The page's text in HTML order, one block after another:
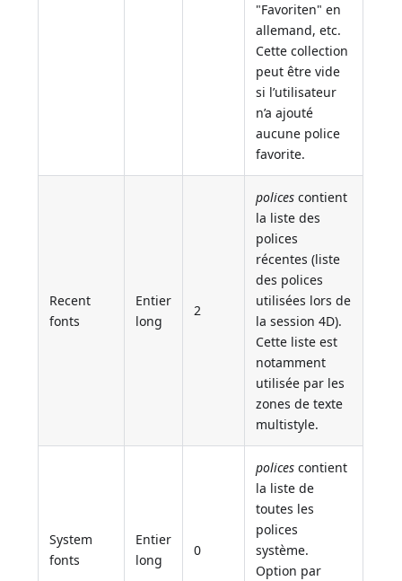
"Favoriten" en
allemand, etc.
Cette collection
peut être vide
si l’utilisateur
n’a ajouté
aucune police
favorite.
Recent
fonts
Entier
long
2
polices contient
la liste des
polices
récentes (liste
des polices
utilisées lors de
la session 4D).
Cette liste est
notamment
utilisée par les
zones de texte
multistyle.
System
fonts
Entier
long
0
polices contient
la liste de
toutes les
polices
système.
Option par